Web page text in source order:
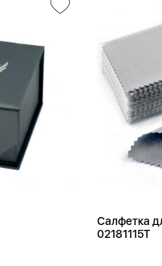
Салфетка
02181115T